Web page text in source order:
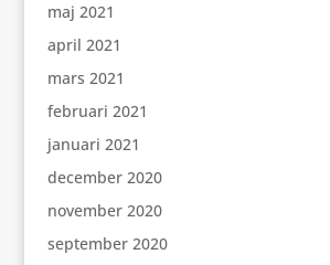
maj 2021
april 2021
mars 2021
februari 2021
januari 2021
december 2020
november 2020
september 2020